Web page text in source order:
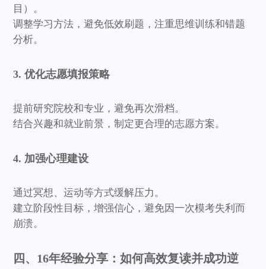
目）。
调整学习方法，避免低效刷题，注重思维训练和错题
分析。
3. 优化志愿填报策略
提前研究院校和专业，避免再次滑档。
结合兴趣和就业前景，制定更合理的志愿方案。
4. 加强心理建设
通过冥想、运动等方式缓解压力。
建立阶段性目标，增强信心，避免因一次模考失利而
崩溃。
四、16年经验分享：如何高效复读并成功逆